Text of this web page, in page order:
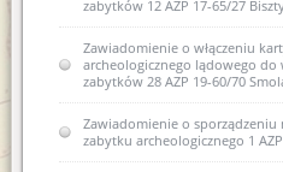
zabytków 12 AZP 17-65/27
Zawiadomienie o włączeniu
archeologicznego lądowego
zabytków 28 AZP 19-60/70
Zawiadomienie o
zabytku archeologicznego 1